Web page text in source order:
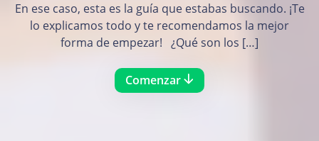
En ese caso, esta es la guía que estabas buscando. ¡Te
lo explicamos todo y te recomendamos la mejor
forma de empezar! ¿Qué son los […]
Comenzar